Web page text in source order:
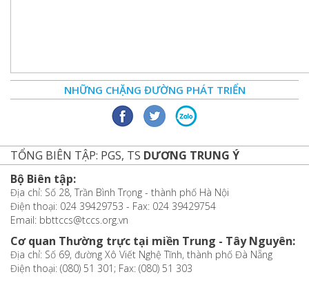
NHỮNG CHẶNG ĐƯỜNG PHÁT TRIỂN
TỔNG BIÊN TẬP: PGS, TS DƯƠNG TRUNG Ý
Bộ Biên tập:
Địa chỉ: Số 28, Trần Bình Trọng - thành phố Hà Nội
Điện thoại: 024 39429753 - Fax: 024 39429754
Email: bbttccs@tccs.org.vn
Cơ quan Thường trực tại miền Trung - Tây Nguyên:
Địa chỉ: Số 69, đường Xô Viết Nghệ Tĩnh, thành phố Đà Nẵng
Điện thoại: (080) 51 301; Fax: (080) 51 303